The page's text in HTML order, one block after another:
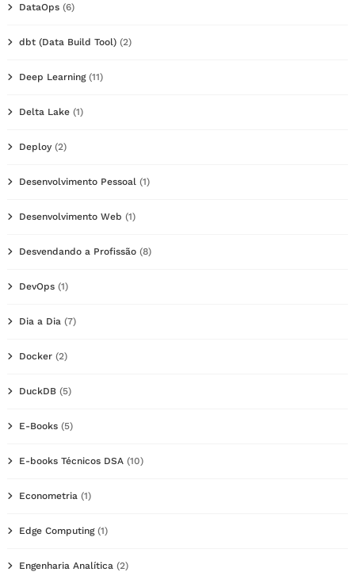
DataOps (6)
dbt (Data Build Tool) (2)
Deep Learning(11)
Delta Lake (1)
Deploy (2)
Desenvolvimento Pessoal (1)
Desenvolvimento Web (1)
Desvendando a Profissão (8)
DevOps (1)
Dia a Dia (7)
Docker (2)
DuckDB (5)
E-Books (5)
E-books Técnicos DSA (10)
Econometria (1)
Edge Computing(1)
Engenharia Analítica (2)